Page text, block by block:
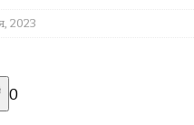
в центр поп-культуры Казахстана
2023
0